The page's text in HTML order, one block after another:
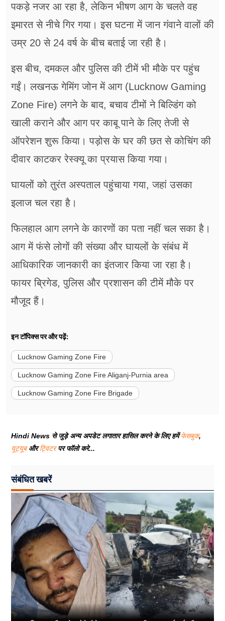
पकड़े नजर आ रहा है, लेकिन भीषण आग के चलते वह
इमारत से नीचे गिर गया। इस घटना में जान गंवाने वालों की
उम्र 20 से 24 वर्ष के बीच बताई जा रही है।
इस बीच, दमकल और पुलिस की टीमें भी मौके पर पहुंच
गईं। लखनऊ गेमिंग जोन में आग (Lucknow Gaming
Zone Fire) लगने के बाद, बचाव टीमों ने बिल्डिंग को
खाली कराने और आग पर काबू पाने के लिए तेजी से
ऑपरेशन शुरू किया। पड़ोस के घर की छत से कोचिंग की
दीवार काटकर रेस्क्यू का प्रयास किया गया।
घायलों को तुरंत अस्पताल पहुंचाया गया, जहां उसका
इलाज चल रहा है।
फिलहाल आग लगने के कारणों का पता नहीं चल सका है।
आग में फंसे लोगों की संख्या और घायलों के संबंध में
आधिकारिक जानकारी का इंतजार किया जा रहा है।
फायर ब्रिगेड, पुलिस और प्रशासन की टीमें मौके पर
मौजूद हैं।
इन टॉपिक्स पर और पढ़ें:
Lucknow Gaming Zone Fire
Lucknow Gaming Zone Fire Aliganj-Purnia area
Lucknow Gaming Zone Fire Brigade
Hindi News से जुड़े अन्य अपडेट लगातार हासिल करने के लिए हमेंफेसबुक,
यूट्यूबऔरट्विटरपर फॉलो करे...
संबंधित खबरें